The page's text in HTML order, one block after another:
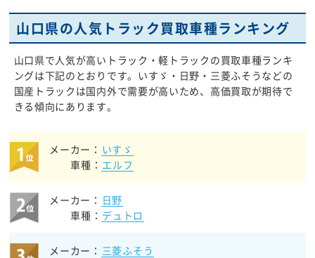
山口県の人気トラック買取車種ランキング
山口県で人気が高いトラック・軽トラックの買取車種ランキ
ングは下記のとおりです。いすゞ・日野・三菱ふそうなどの
国産トラックは国内外で需要が高いため、高価買取が期待で
きる傾向にあります。
メーカー： いすゞ
車種： エルフ
メーカー： 日野
車種： デュトロ
メーカー： 三菱ふそう